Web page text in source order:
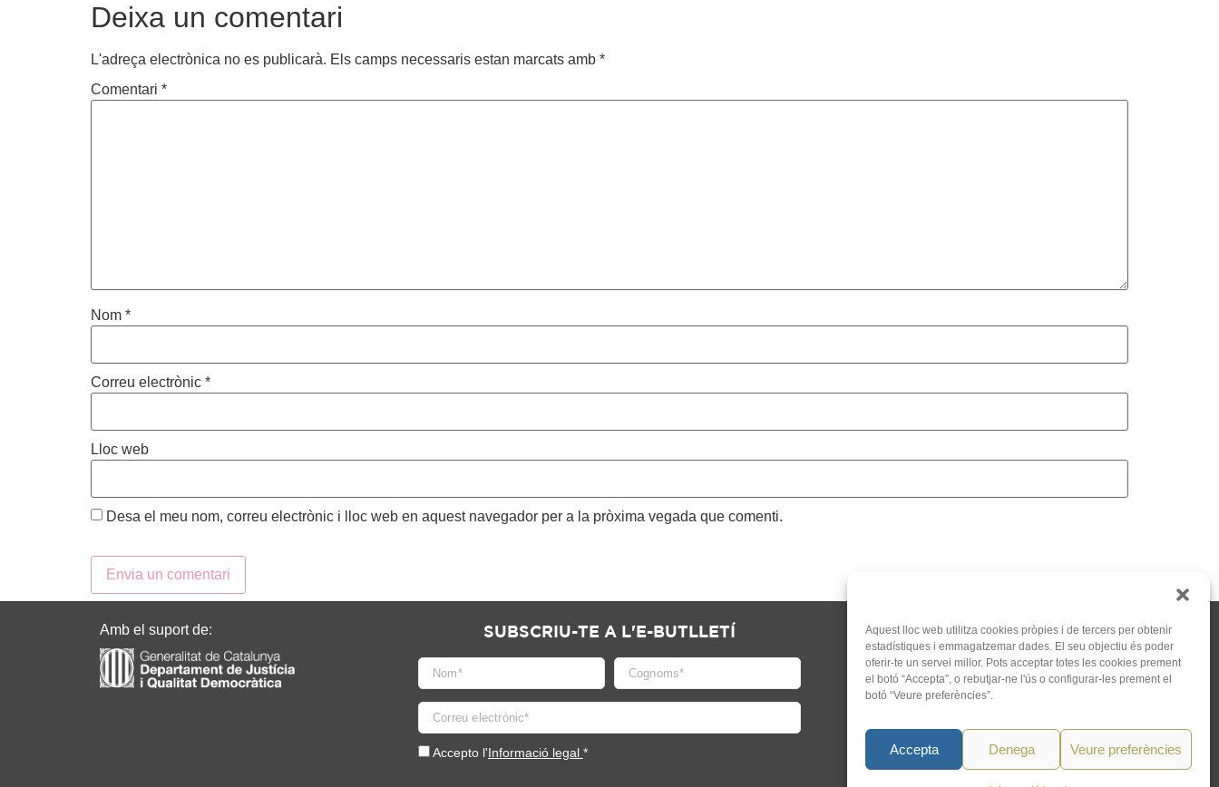
Aquest lloc web utilitza cookies pròpies i de tercers per obtenir
estadístiques i emmagatzemar dades. El seu objectiu és poder
oferir-te un servei millor. Pots acceptar totes les cookies prement
el botó “Accepta”, o rebutjar-ne l'ús o configurar-les prement el
botó “Veure preferències”.
Accepta Denega Veure preferències
Deixa un comentari
L'adreça electrònica no es publicarà. Els camps necessaris estan marcats amb *
Comentari *
Nom *
Correu electrònic *
Lloc web
Desa el meu nom, correu electrònic i lloc web en aquest navegador per a la pròxima vegada que comenti.
Amb el suport de: SUBSCRIU-TE A L'E-BUTLLETÍ
Accepto l'Informació legal *
Barcelona
93 505 86 86